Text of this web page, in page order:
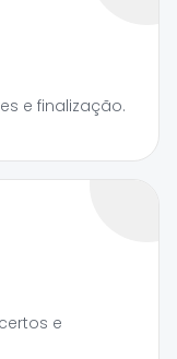
e finalização.
e